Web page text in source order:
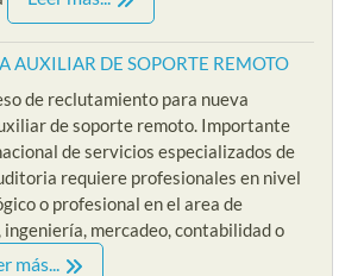
AUXILIAR DE SOPORTE REMOTO
de reclutamiento para nueva
de soporte remoto. Importante
de servicios especializados de
requiere profesionales en nivel
o profesional en el area de
mercadeo, contabilidad o
más...